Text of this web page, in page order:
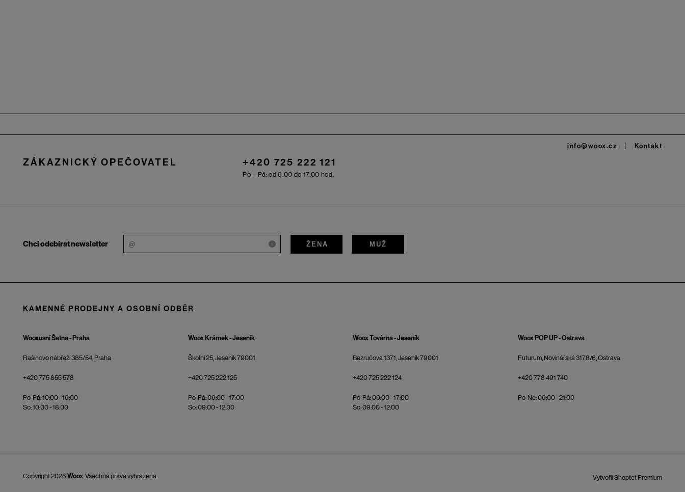
ZÁKAZNICKÝ OPEČOVATEL +420 725 222 121
Po – Pá: od 9.00 do 17.00 hod.
info@woox.cz Kontakt
Chci odebírat newsletter i ŽENA MUŽ
KAMENNÉ PRODEJNY A OSOBNÍ ODBĚR
Wooxusní Šatna - Praha
Rašínovo nábřeží 385/54, Praha
+420 775 855 578
Po-Pá: 10:00 - 19:00
So: 10:00 - 18:00
Woox Krámek - Jeseník
Školní 25, Jeseník 79001
+420 725 222 125
Po-Pá: 09:00 - 17:00
So: 09:00 - 12:00
Woox Továrna - Jeseník
Bezručova 1371, Jeseník 79001
+420 725 222 124
Po-Pá: 09:00 - 17:00
So: 09:00 - 12:00
Woox POP UP - Ostrava
Futurum, Novinářská 3178/6, Ostrava
+420 778 491 740
Po-Ne: 09:00 - 21:00
Vytvořil Shoptet Premium
Copyright 2026 Woox. Všechna práva vyhrazena.